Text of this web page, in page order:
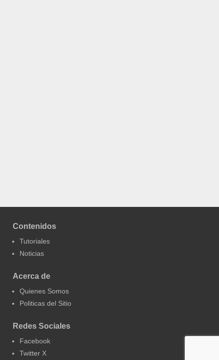
Contenidos
Tutoriales
Noticias
Acerca de
Quienes Somos
Politicas del Sitio
Redes Sociales
Facebook
Twitter X